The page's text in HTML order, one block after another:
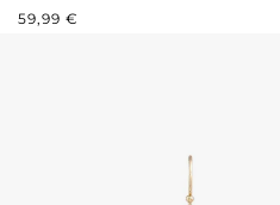
PREZZO NORMALE:
59,99 €